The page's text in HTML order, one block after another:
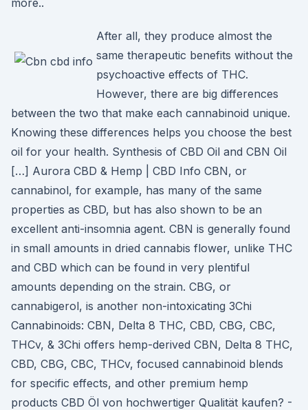
more..
After all, they produce almost the
same therapeutic benefits without the
psychoactive effects of THC.
However, there are big differences
between the two that make each cannabinoid unique.
Knowing these differences helps you choose the best
oil for your health. Synthesis of CBD Oil and CBN Oil
[…] Aurora CBD & Hemp | CBD Info CBN, or
cannabinol, for example, has many of the same
properties as CBD, but has also shown to be an
excellent anti-insomnia agent. CBN is generally found
in small amounts in dried cannabis flower, unlike THC
and CBD which can be found in very plentiful
amounts depending on the strain. CBG, or
cannabigerol, is another non-intoxicating 3Chi
Cannabinoids: CBN, Delta 8 THC, CBD, CBG, CBC,
THCv, & 3Chi offers hemp-derived CBN, Delta 8 THC,
CBD, CBG, CBC, THCv, focused cannabinoid blends
for specific effects, and other premium hemp
products CBD Öl von hochwertiger Qualität kaufen? -